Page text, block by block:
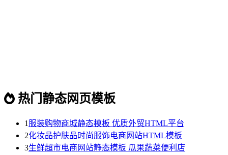
热门静态网页模板
1 服装购物商城静态模板 优质外贸HTML平台
2化妆品护肤品时尚服饰电商网站HTML模板
3生鲜超市电商网站静态模板 瓜果蔬菜便利店